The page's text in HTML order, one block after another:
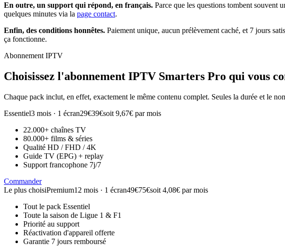
En outre, un support qui répond, en français. Parce que les questions tombent souvent
quelques minutes via la page contact.
Enfin, des conditions honnêtes. Paiement unique, aucun prélèvement caché, et 7 jours
ça fonctionne.
Abonnement IPTV
Choisissez l'abonnement IPTV Smarters Pro qui vous
Chaque pack inclut, en effet, exactement le même contenu complet. Seules la durée et le
Essentiel3 mois · 1 écran29€39€soit 9,67€ par mois
22.000+ chaînes TV
80.000+ films & séries
Qualité HD / FHD / 4K
Guide TV (EPG) + replay
Support francophone 7j/7
Commander
Le plus choisiPremium12 mois · 1 écran49€75€soit 4,08€ par mois
Tout le pack Essentiel
Toute la saison de Ligue 1 & F1
Priorité au support
Réactivation d'appareil offerte
Garantie 7 jours remboursé